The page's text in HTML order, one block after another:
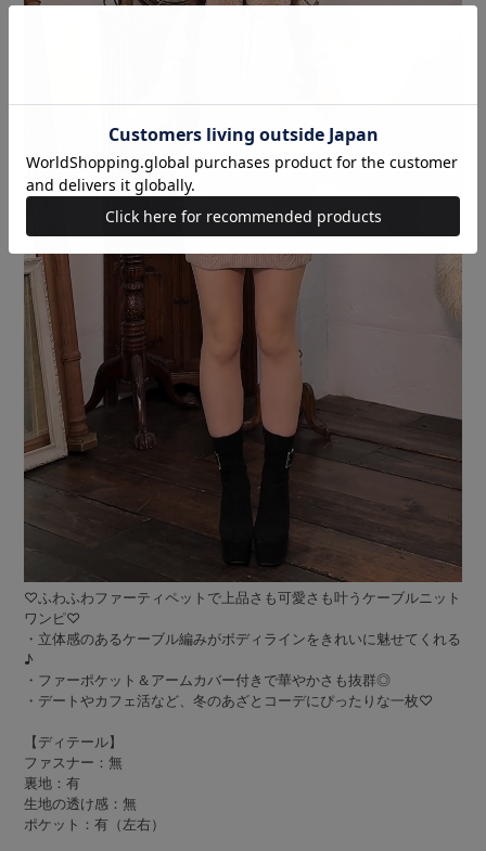
♡ふわふわファーティペットで上品さも可愛さも叶うケーブルニット
ワンピ♡
・立体感のあるケーブル編みがボディラインをきれいに魅せてくれる
♪
・ファーポケット＆アームカバー付きで華やかさも抜群◎
・デートやカフェ活など、冬のあざとコーデにぴったりな一枚♡
【ディテール】
ファスナー：無
裏地：有
生地の透け感：無
ポケット：有（左右）